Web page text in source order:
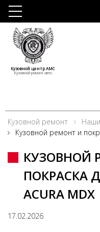
Кузовной центр АМС
Кузовной ремонт авто
Кузовной ремонт
Кузовной ремонт и
КУЗОВНОЙ
ПОКРАСКА
ACURA MDX
17.02.2026